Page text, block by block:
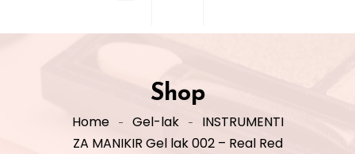
Shop
Home Gel-lak
INSTRUMENTI
ZA MANIKIR Gel lak 002 – Real Red